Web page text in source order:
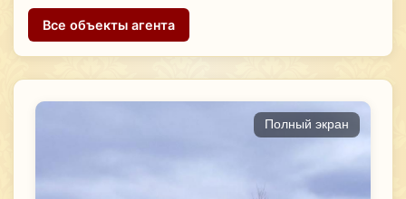
Полный экран
Все объекты агента